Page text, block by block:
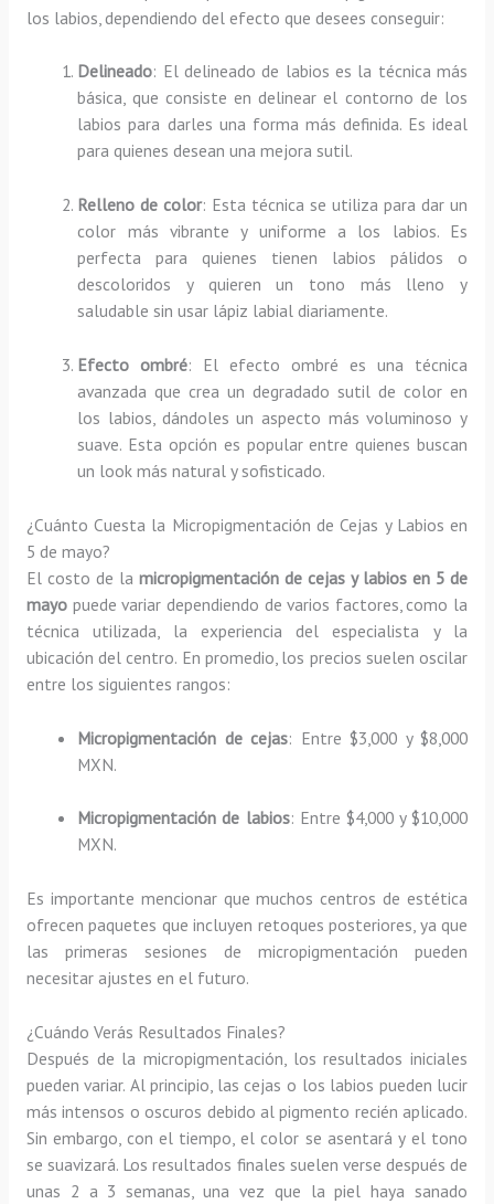
los labios, dependiendo del efecto que desees conseguir:
Delineado: El delineado de labios es la técnica más
básica, que consiste en delinear el contorno de los
labios para darles una forma más definida. Es ideal
para quienes desean una mejora sutil.
Relleno de color: Esta técnica se utiliza para dar un
color más vibrante y uniforme a los labios. Es
perfecta para quienes tienen labios pálidos o
descoloridos y quieren un tono más lleno y
saludable sin usar lápiz labial diariamente.
Efecto ombré: El efecto ombré es una técnica
avanzada que crea un degradado sutil de color en
los labios, dándoles un aspecto más voluminoso y
suave. Esta opción es popular entre quienes buscan
un look más natural y sofisticado.
¿Cuánto Cuesta la Micropigmentación de Cejas y Labios en
5 de mayo?
El costo de la micropigmentación de cejas y labios en 5 de
mayopuede variar dependiendo de varios factores, como la
técnica utilizada, la experiencia del especialista y la
ubicación del centro. En promedio, los precios suelen oscilar
entre los siguientes rangos:
Micropigmentación de cejas: Entre $3,000 y $8,000
MXN.
Micropigmentación de labios: Entre $4,000 y $10,000
MXN.
Es importante mencionar que muchos centros de estética
ofrecen paquetes que incluyen retoques posteriores, ya que
las primeras sesiones de micropigmentación pueden
necesitar ajustes en el futuro.
¿Cuándo Verás Resultados Finales?
Después de la micropigmentación, los resultados iniciales
pueden variar. Al principio, las cejas o los labios pueden lucir
más intensos o oscuros debido al pigmento recién aplicado.
Sin embargo, con el tiempo, el color se asentará y el tono
se suavizará. Los resultados finales suelen verse después de
unas 2 a 3 semanas, una vez que la piel haya sanado